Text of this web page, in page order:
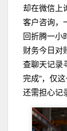
却在微信上
客户咨询，
回折腾一小
财务今日对
查聊天记录
完成”，仅
还需担心记